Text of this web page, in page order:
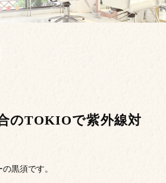
のTOKIOで紫外線対
黒須です。